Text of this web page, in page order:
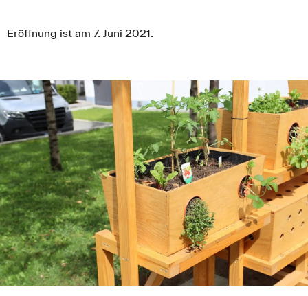
Eröffnung ist am 7. Juni 2021.